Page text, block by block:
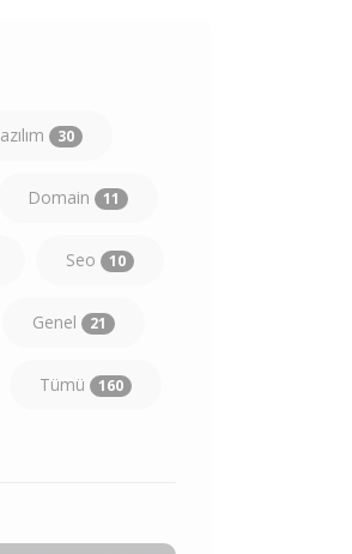
30
Domain 11
Seo 10
Genel 21
Tümü 160